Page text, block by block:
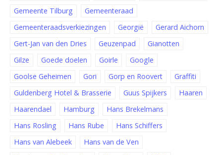
Gemeente Tilburg
Gemeenteraad
Gemeenteraadsverkiezingen
Georgië
Gerard Aichorn
Gert-Jan van den Dries
Geuzenpad
Gianotten
Gilze
Goede doelen Goirle
Google
Goolse Geheimen
Gori Gorp en Roovert
Graffiti
Guldenberg Hotel & Brasserie
Guus Spijkers
Haaren
Haarendael
Hamburg
Hans Brekelmans
Hans Rosling
Hans Rube
Hans Schiffers
Hans van Alebeek
Hans van de Ven